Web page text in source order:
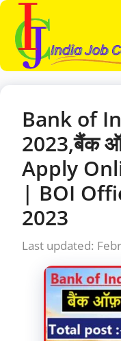
Skip
content
Bank of
2023,बैंक
Apply
| BOI
2023